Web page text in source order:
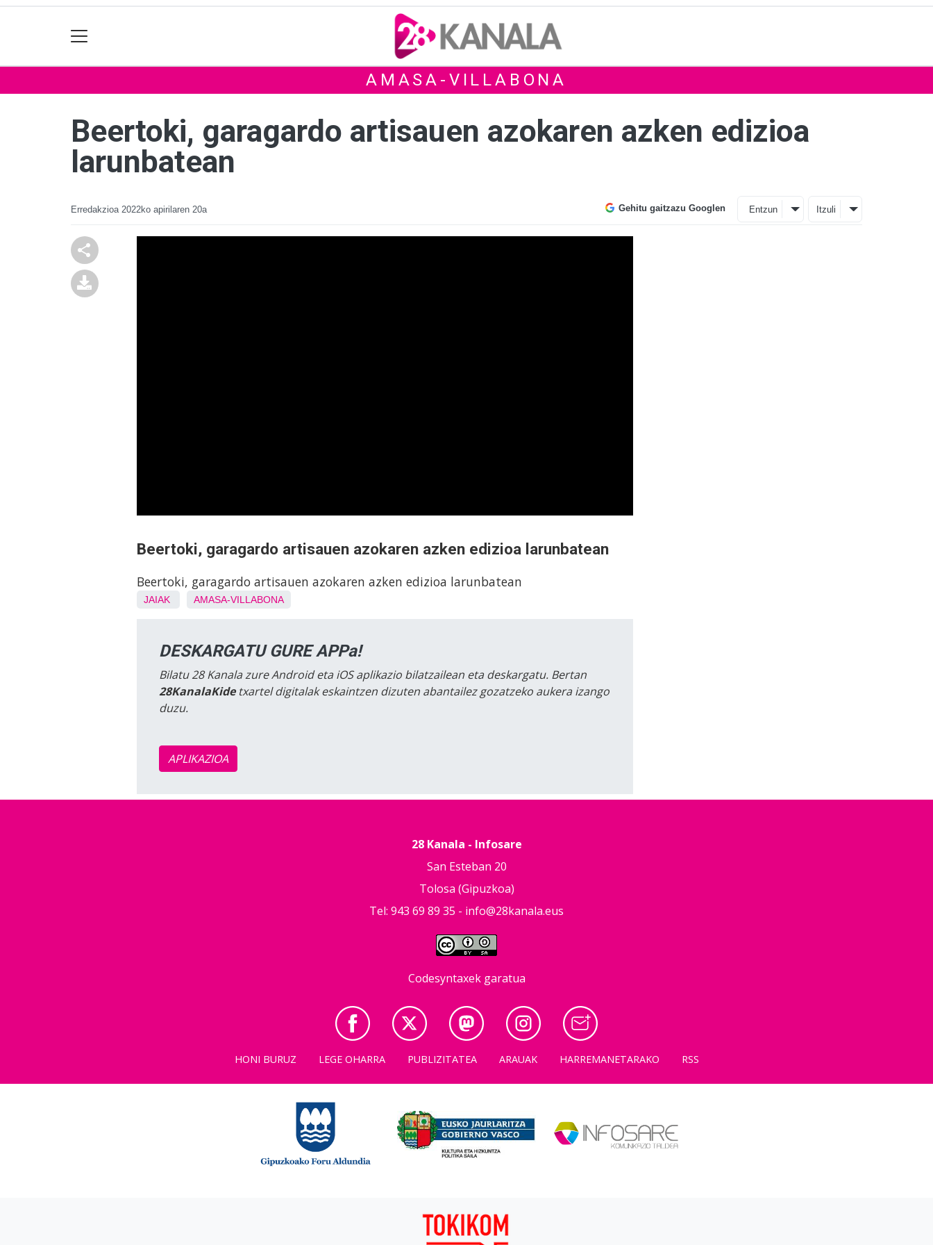
AMASA-VILLABONA
Beertoki, garagardo artisauen azokaren azken edizioa
larunbatean
Erredakzioa 2022ko apirilaren 20a Gehitu gaitzazu Googlen Entzun Itzuli
Beertoki, garagardo artisauen azokaren azken edizioa larunbatean
Beertoki, garagardo artisauen azokaren azken edizioa larunbatean
JAIAK AMASA-VILLABONA
DESKARGATU GURE APPa!
Bilatu 28 Kanala zure Android eta iOS aplikazio bilatzailean eta deskargatu. Bertan
28KanalaKidetxartel digitalak eskaintzen dizuten abantailez gozatzeko aukera izango
duzu.
APLIKAZIOA
28 Kanala - Infosare
San Esteban 20
Tolosa (Gipuzkoa)
Tel: 943 69 89 35 - info@28kanala.eus
Codesyntaxek garatua
HONI BURUZ LEGE OHARRA PUBLIZITATEA ARAUAK HARREMANETARAKO RSS